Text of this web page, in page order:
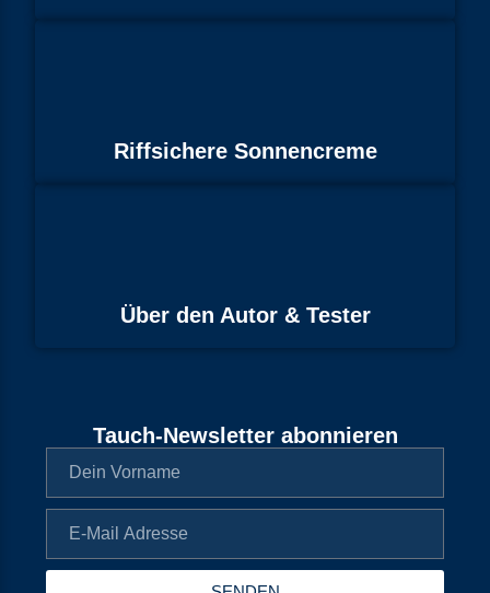
Riffsichere Sonnencreme
Über den Autor & Tester
Tauch-Newsletter abonnieren